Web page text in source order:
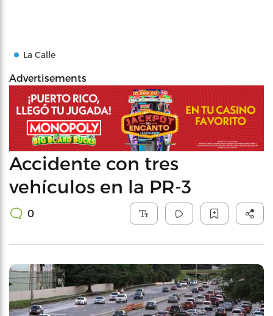
La Calle
Advertisements
Accidente con tres
vehículos en la PR-3
0